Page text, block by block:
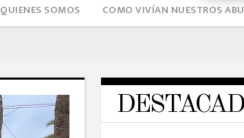
QUIENES SOMOS COMO VIVÍAN NUESTROS